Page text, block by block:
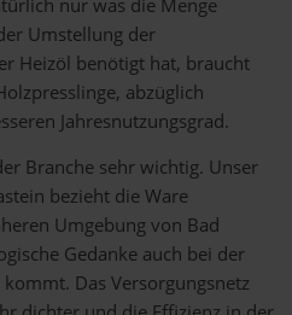
nur was die Menge
Umstellung der
Heizöl benötigt hat, braucht
abzüglich
Jahresnutzungsgrad.
Branche sehr wichtig. Unser
bezieht die Ware
Umgebung von Bad
Gedanke auch bei der
Das Versorgungsnetz